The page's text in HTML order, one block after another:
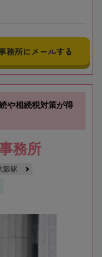
務所にメールする
や相続税対策が得
務所
阪駅